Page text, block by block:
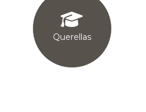

Querellas